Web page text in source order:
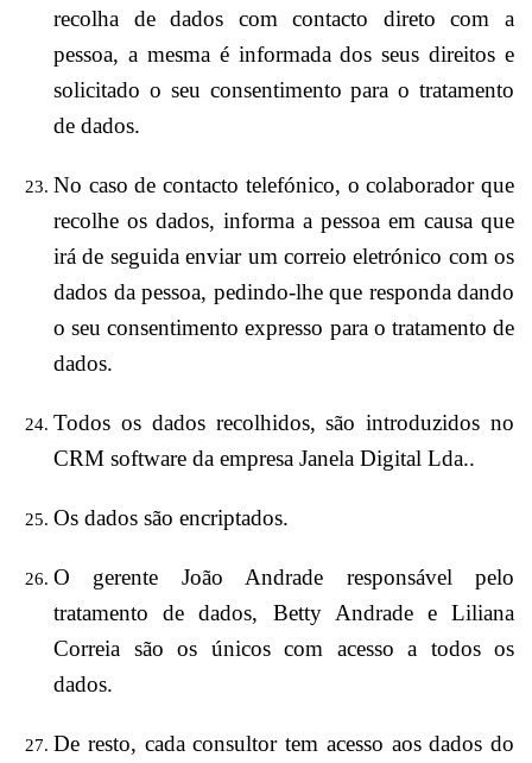
recolha de dados com contacto direto com a
pessoa, a mesma é informada dos seus direitos e
solicitado o seu consentimento para o tratamento
de dados.
No caso de contacto telefónico, o colaborador que
recolhe os dados, informa a pessoa em causa que
irá de seguida enviar um correio eletrónico com os
dados da pessoa, pedindo-lhe que responda dando
o seu consentimento expresso para o tratamento de
dados.
Todos os dados recolhidos, são introduzidos no
CRM software da empresa Janela Digital Lda..
Os dados são encriptados.
O gerente João Andrade responsável pelo
tratamento de dados, Betty Andrade e Liliana
Correia são os únicos com acesso a todos os
dados.
De resto, cada consultor tem acesso aos dados do